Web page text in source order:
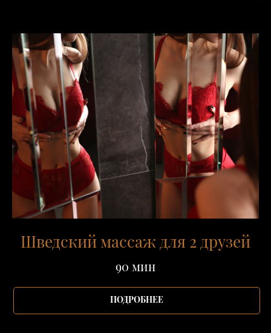
Шведский массаж для 2 друзей
90 мин
ПОДРОБНЕЕ